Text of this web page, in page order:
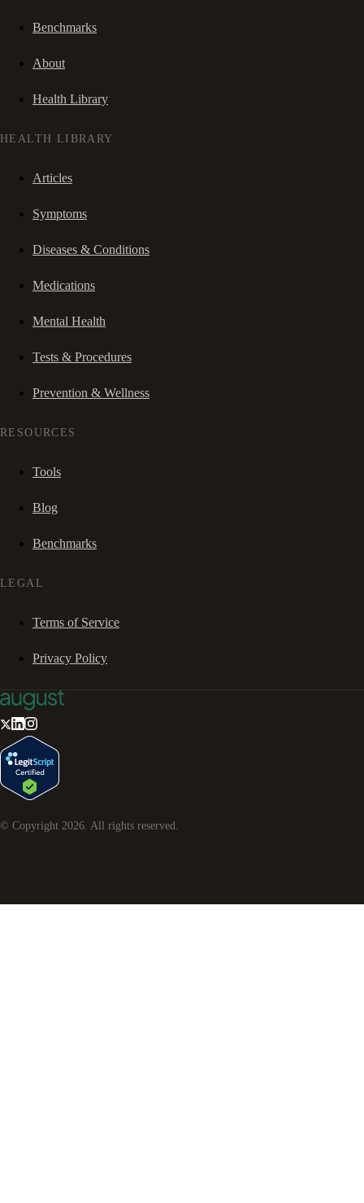
Benchmarks
About
Health Library
HEALTH LIBRARY
Articles
Symptoms
Diseases & Conditions
Medications
Mental Health
Tests & Procedures
Prevention & Wellness
RESOURCES
Tools
Blog
Benchmarks
LEGAL
Terms of Service
Privacy Policy
© Copyright 2026. All rights reserved.